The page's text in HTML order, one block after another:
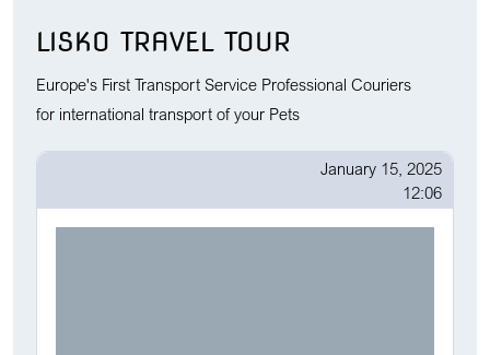
LISKO TRAVEL TOUR
Europe's First Transport Service Professional Couriers
for international transport of your Pets
January 15, 2025
12:06